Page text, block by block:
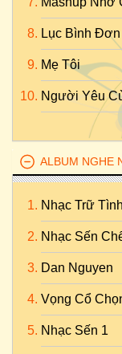
Lục Bình
Mẹ Tôi
Người Yêu
ALBUM NGHE
Nhạc Trữ
Nhạc Sến
Dan Nguyen
Vọng Cổ
Nhạc Sến 1